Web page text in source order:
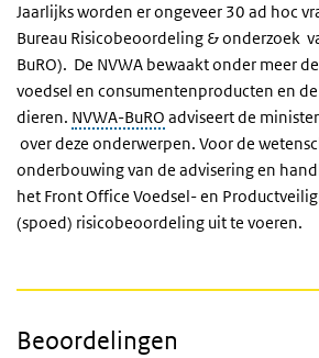
Jaarlijks worden er ongeveer 30 ad hoc
Bureau Risicobeoordeling & onderzoek
BuRO). De NVWA bewaakt onder meer
voedsel en consumentenproducten en
dieren. NVWA-BuRO adviseert de
over deze onderwerpen. Voor de
onderbouwing van de advisering en
het Front Office Voedsel- en
(spoed) risicobeoordeling uit te voeren.
Beoordelingen